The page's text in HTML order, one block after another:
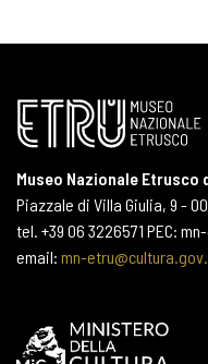
Museo Nazionale Etrusco
Piazzale di Villa Giulia, 9 -
tel. +39 06 3226571 PEC:
email: mn-